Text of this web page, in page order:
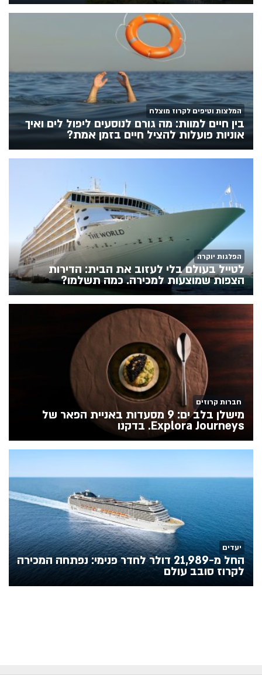
המלצות וטיפים לקרוז מוצלח
בין חיים למוות: מה גורם לנוסעים ליפול לים ואיך
אוניות פועלות להציל חיים בזמן אמת?
הפלגות יוקרה
לטייל בעולם בלי לעזוב את הבית: הדירות
הצפות שמוצעות למכירה. כמה תשלמו?
חברות קרוזים
מישלן בלב ים: 9 מסעדות באניית הפאר של
Explora Journeys. בדקנו
יעדים
החל מ-21,989 דולר לחדר פנימי: נפתחה המכירה
לקרוז סובב עולם